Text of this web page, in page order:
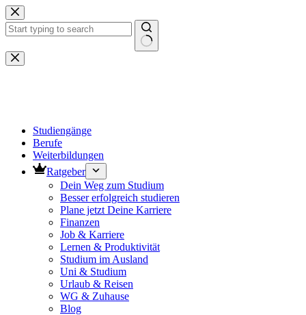
Zum
Inhalt
springen
Keine
Ergebnisse
Studiengänge
Berufe
Weiterbildungen
Ratgeber
Dein Weg zum Studium
Besser erfolgreich studieren
Plane jetzt Deine Karriere
Finanzen
Job & Karriere
Lernen & Produktivität
Studium im Ausland
Uni & Studium
Urlaub & Reisen
WG & Zuhause
Blog